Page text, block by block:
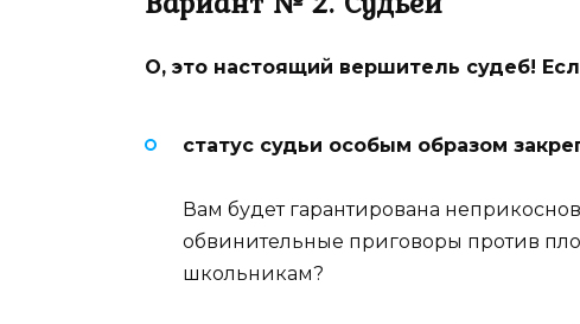
О, это настоящий вершитель судеб!
статус судьи особым образом
Вам будет гарантирована
обвинительные приговоры против
школьникам?